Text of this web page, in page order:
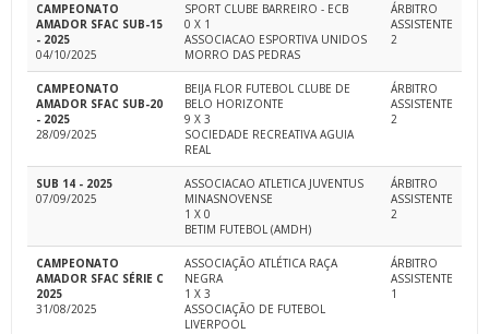
CAMPEONATO
AMADOR SFAC SUB-15
- 2025
04/10/2025
SPORT CLUBE BARREIRO - ECB
0 X 1
ASSOCIACAO ESPORTIVA UNIDOS
MORRO DAS PEDRAS
ÁRBITRO
ASSISTENTE
2
CAMPEONATO
AMADOR SFAC SUB-20
- 2025
28/09/2025
BEIJA FLOR FUTEBOL CLUBE DE
BELO HORIZONTE
9 X 3
SOCIEDADE RECREATIVA AGUIA
REAL
ÁRBITRO
ASSISTENTE
2
SUB 14 - 2025
07/09/2025
ASSOCIACAO ATLETICA JUVENTUS
MINASNOVENSE
1 X 0
BETIM FUTEBOL (AMDH)
ÁRBITRO
ASSISTENTE
2
CAMPEONATO
AMADOR SFAC SÉRIE C
2025
31/08/2025
ASSOCIAÇÃO ATLÉTICA RAÇA
NEGRA
1 X 3
ASSOCIAÇÃO DE FUTEBOL
LIVERPOOL
ÁRBITRO
ASSISTENTE
1